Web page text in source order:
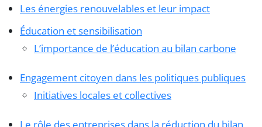
Les énergies renouvelables et leur impact
Éducation et sensibilisation
L’importance de l’éducation au bilan carbone
Engagement citoyen dans les politiques publiques
Initiatives locales et collectives